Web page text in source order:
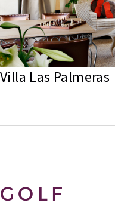
Villa Las Palmeras
GOLF